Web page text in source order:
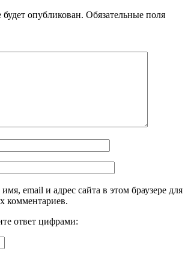
опубликован. Обязательные поля
email и адрес сайта в этом браузере для
комментариев.
ответ цифрами: